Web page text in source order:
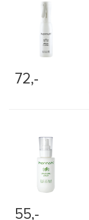
72,-
55,-